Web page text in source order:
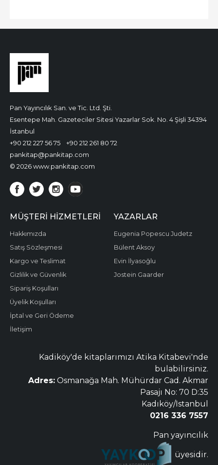
Pan Yayıncılık San. ve Tic. Ltd. Şti.
Esentepe Mah. Gazeteciler Sitesi Yazarlar Sok. No. 4 Şişli 34394
İstanbul
+90 212 227 56 75
+90 212 261 80 72
pankitap@pankitap.com
© 2026 www.pankitap.com
MÜŞTERI HIZMETLERI
Hakkımızda
Satış Sözleşmesi
Kargo ve Teslimat
Gizlilik ve Güvenlik
Sipariş Koşulları
Üyelik Koşulları
İptal ve Geri Ödeme
İletişim
YAZARLAR
Eugenia Popescu Judetz
Bülent Aksoy
Evin İlyasoğlu
Jostein Gaarder
Kadiköy'de kitaplarımızı Atika Kitabevi'nde
bulabilirsiniz.
Adres: Osmanağa Mah. Mühürdar Cad. Akmar
Pasajı No: 70 D:35
Kadıköy/Istanbul
0216 336 7557
Pan yayıncılık
üyesidir.